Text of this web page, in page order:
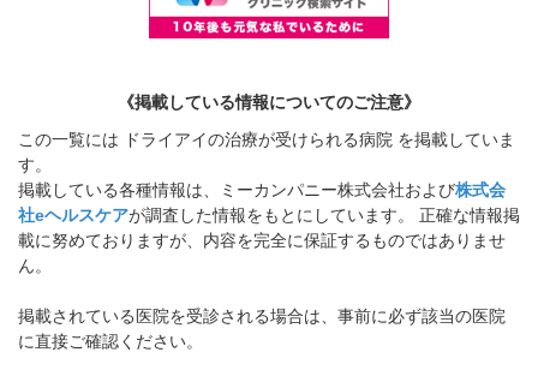
《掲載している情報についてのご注意》
この一覧には ドライアイの治療が受けられる病院 を掲載していま
す。
掲載している各種情報は、ミーカンパニー株式会社および株式会
社eヘルスケアが調査した情報をもとにしています。 正確な情報掲
載に努めておりますが、内容を完全に保証するものではありませ
ん。
掲載されている医院を受診される場合は、事前に必ず該当の医院
に直接ご確認ください。